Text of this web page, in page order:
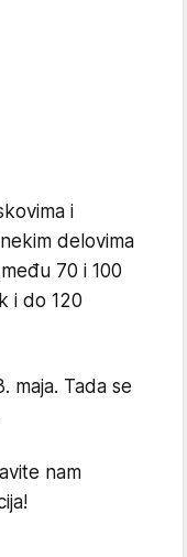
i
delovima
70 i 100
i do 120
maja. Tada se
nam